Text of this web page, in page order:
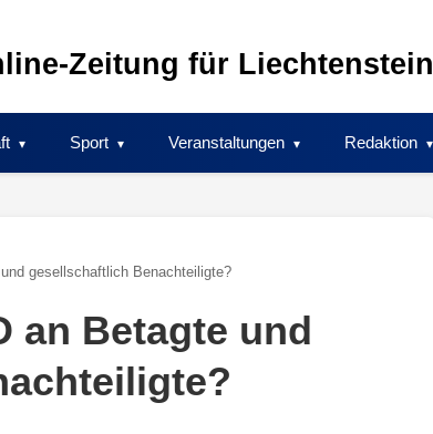
Zeitung für Liechtenstein
Sport Veranstaltungen Redaktion
gesellschaftlich Benachteiligte?
an Betagte und